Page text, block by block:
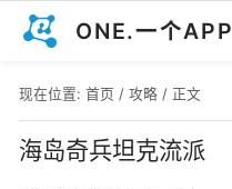
ONE.一个APP
现在位置: 首页 / 攻略 / 正文
海岛奇兵坦克流派